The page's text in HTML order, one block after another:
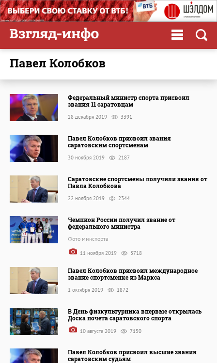
Павел Колобков
Федеральный министр спорта присвоил
звания 11 саратовцам
28 декабря 2019 3391
Павел Колобков присвоил звания
саратовским спортсменам
30 ноября 2019 2187
Саратовские спортсмены получили звания от
Павла Колобкова
22 ноября 2019 2344
Чемпион России получил звание от
федерального министра
Фото минспорта
11 ноября 2019 3718
Павел Колобков присвоил международное
звание спортсменке из Маркса
1 октября 2019 1872
В День физкультурника впервые открылась
Доска почета саратовского спорта
10 августа 2019 7150
Павел Колобков присвоил высшие звания
саратовским судьям